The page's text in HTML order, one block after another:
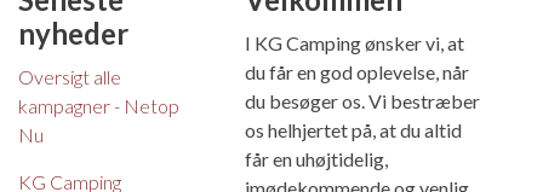
nyheder
Oversigt alle
kampagner - Netop
Nu
KG Camping
I KG Camping ønsker vi, at
du får en god oplevelse, når
du besøger os. Vi bestræber
os helhjertet på, at du altid
får en uhøjtidelig,